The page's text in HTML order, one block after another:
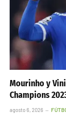
Mourinho y
Champions
agosto 6, 2026